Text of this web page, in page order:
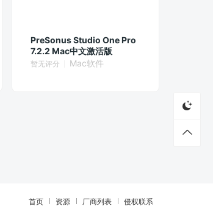
PreSonus Studio One Pro
7.2.2 Mac中文激活版
暂无评分 Mac软件
首页 资源 厂商列表 侵权联系